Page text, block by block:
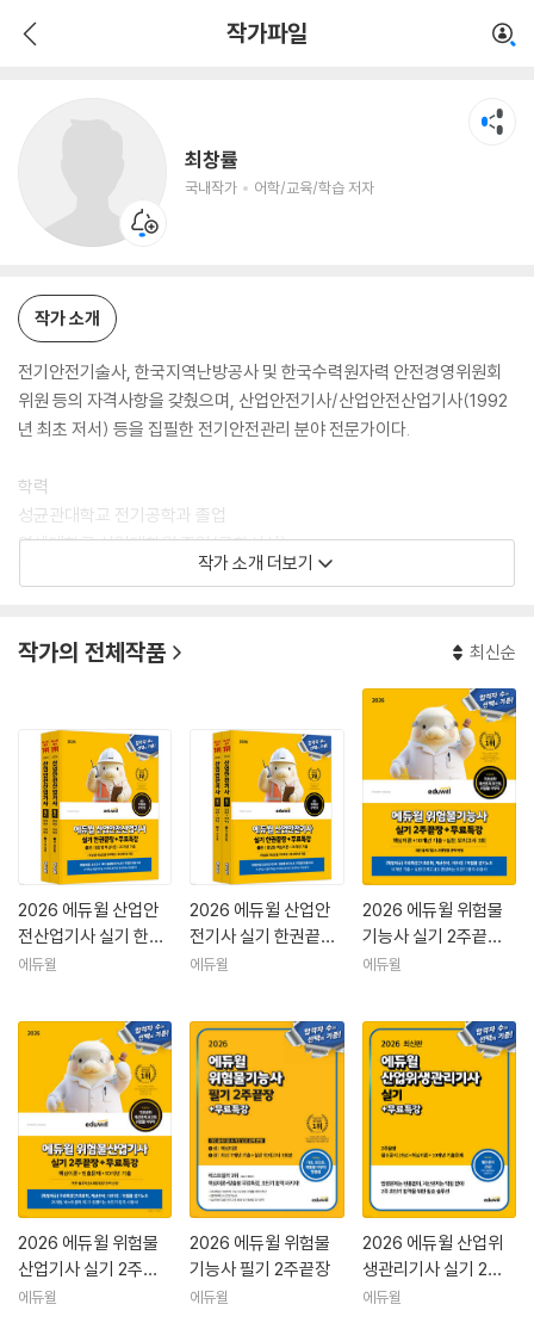
작가파일
최창률
국내작가 어학/교육/학습 저자
어학/교육/학습 저자
작가 소개
전기안전기술사, 한국지역난방공사 및 한국수력원자력 안전경영위원회
위원 등의 자격사항을 갖췄으며, 산업안전기사/산업안전산업기사(1992
년 최초 저서) 등을 집필한 전기안전관리 분야 전문가이다.
학력
성균관대학교 전기공학과 졸업
연세대학교 산업대학원 졸업(공학석사)
한국교통대학교 대학원(안전공학) 공학박사
전기안전기술사
한국산업안전보건공단 33년 근무(실장, 지사장 역임)
법무법인 대륙아주 전문위원
사단법인 안전보건진흥원 안전인증이사
KSR인증원(국제인증기관) 원장
한국지역난방공사 안전경영위원회 위원
한국수력원자력 안전경영위원회 위원
한국에너지공단 안전경영위원 추가
전기안전기술사/화공안전기술사 저자
산업안전기사/산업안전산업기사 저자(1992년 최초 저서)
위험물산업기사/위험물기능사 저자
작가 소개 더보기
작가의 전체작품 최신순
2026 에듀윌 산업안
전산업기사 실기 한권
끝장+무료특강 [필답
에듀윌
2026 에듀윌 산업안
전기사 실기 한권끝장
+무료특강 [필답형
에듀윌
2026 에듀윌 위험물
기능사 실기 2주끝장
+무료특강
에듀윌
2026 에듀윌 위험물
산업기사 실기 2주끝
장+무료특강
에듀윌
2026 에듀윌 위험물
기능사 필기 2주끝장
에듀윌
2026 에듀윌 산업위
생관리기사 실기 2주
끝장+무료특강
에듀윌